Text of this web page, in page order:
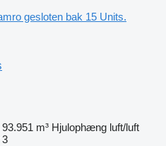
gesloten bak 15 Units.
93.951 m³ Hjulophæng luft/luft
3